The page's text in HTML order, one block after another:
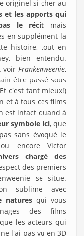
originel si cher au
et les apports qui
le récit mais
en supplément la
histoire, tout en
bien entendu.
voir Frankenweenie,
être passé sous
c'est tant mieux!)
et à tous ces films
est intact quand à
symbole ici, que
sans évoqué le
encore Victor
chargé des
des premiers
se situe.
sublime avec
natures qui vous
des films
les acteurs qui
l'ai pas vu en 3D